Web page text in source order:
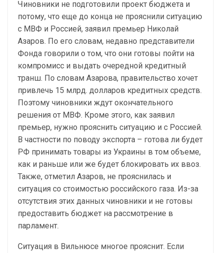
Чиновники не подготовили проект бюджета и
потому, что еще до конца не прояснили ситуацию
с МВФ и Россией, заявил премьер Николай
Азаров. По его словам, недавно представители
Фонда говорили о том, что они готовы пойти на
компромисс и выдать очередной кредитный
транш. По словам Азарова, правительство хочет
привлечь 15 млрд. долларов кредитных средств.
Поэтому чиновники ждут окончательного
решения от МВФ. Кроме этого, как заявил
премьер, нужно прояснить ситуацию и с Россией.
В частности по поводу экспорта – готова ли будет
РФ принимать товары из Украины в том объеме,
как и раньше или же будет блокировать их ввоз.
Также, отметил Азаров, не прояснилась и
ситуация со стоимостью российского газа. Из-за
отсутствия этих данных чиновники и не готовы
предоставить бюджет на рассмотрение в
парламент.
Ситуация в Вильнюсе многое прояснит. Если